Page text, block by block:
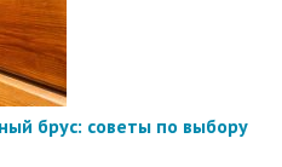
брус: советы по выбору